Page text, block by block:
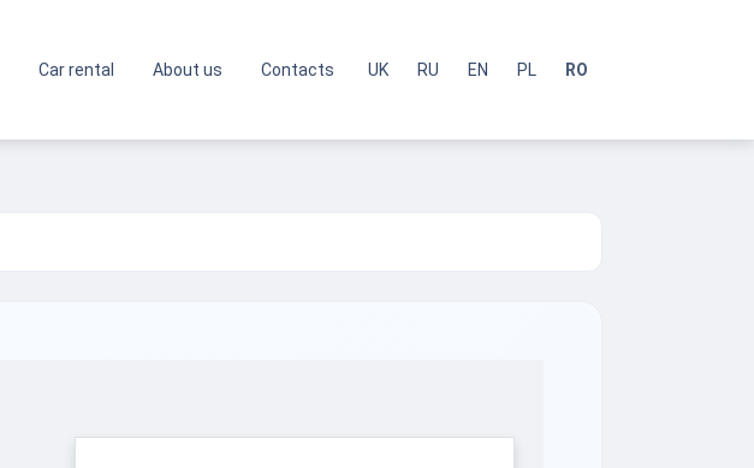
Car rental About us Contacts UK RU EN PL RO